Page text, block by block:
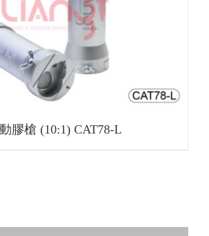
膠槍 (10:1) CAT78-L